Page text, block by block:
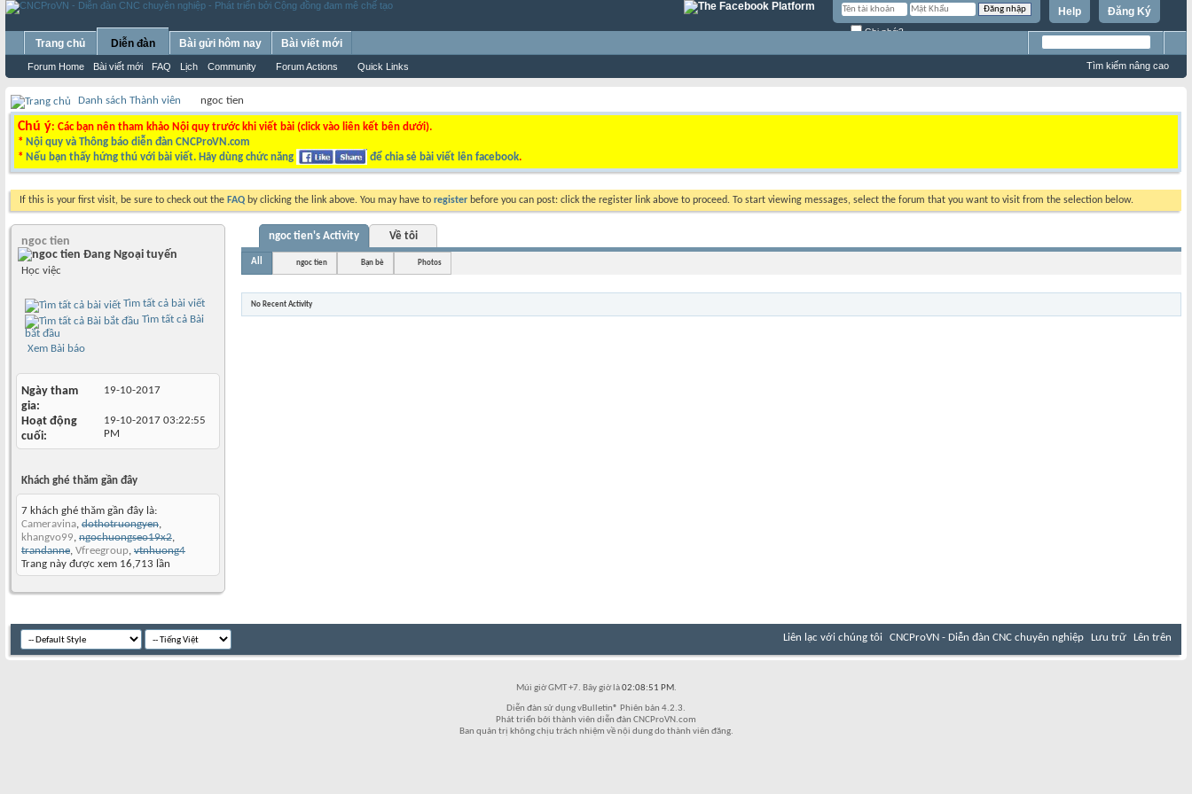
Đăng Ký
Help
Ghi nhớ?
Trang chủ Diễn đàn
Forum Home Bài viết mới FAQ Lịch Community Forum Actions Quick Links
Bài gửi hôm nay Bài viết mới
Tìm kiếm nâng cao
Danh sách Thành viên ngoc tien
Chú ý: Các bạn nên tham khảo Nội quy trước khi viết bài (click vào liên kết bên dưới).
* Nội quy và Thông báo diễn đàn CNCProVN.com
* Nếu bạn thấy hứng thú với bài viết. Hãy dùng chức năng để chia sẻ bài viết lên facebook.
If this is your first visit, be sure to check out the FAQ by clicking the link above. You may have to register before you can post: click the register link above to proceed. To start viewing messages, select the forum that you want to visit from the selection below.
ngoc tien
Học việc
Tìm tất cả bài viết
Tìm tất cả Bài
bắt đầu
Xem Bài báo
Ngày tham
gia
19-10-2017
Hoạt động
cuối
19-10-2017 03:22:55
PM
Khách ghé thăm gần đây
7 khách ghé thăm gần đây là:
Cameravina, dothotruongyen,
khangvo99, ngochuongseo19x2,
trandanne, Vfreegroup, vtnhuong4
Trang này được xem 16,713 lần
ngoc tien's Activity Về tôi
All ngoc tien Bạn bè Photos
No Recent Activity
Liên lạc với chúng tôi CNCProVN - Diễn đàn CNC chuyên nghiệp Lưu trữ Lên trên
Múi giờ GMT +7. Bây giờ là02:08:51 PM.
Diễn đàn sử dụng vBulletin® Phiên bản 4.2.3.
Phát triển bởi thành viên diễn đàn CNCProVN.com
Ban quản trị không chịu trách nhiệm về nội dung do thành viên đăng.